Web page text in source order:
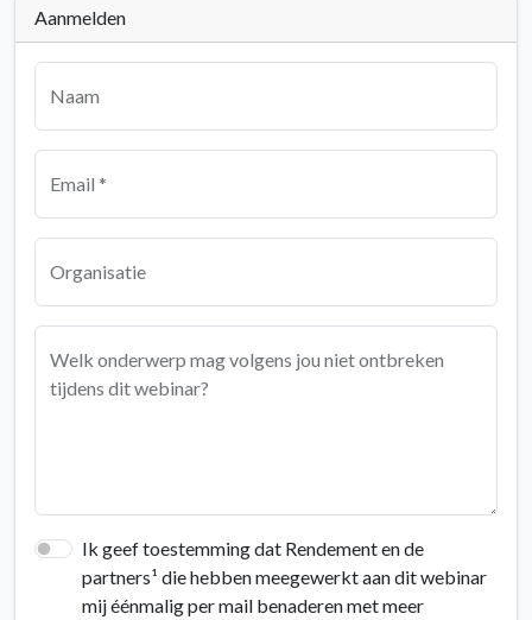
Aanmelden
Naam
Email *
Organisatie
Welk onderwerp mag volgens jou niet ontbreken
tijdens dit webinar?
Ik geef toestemming dat Rendement en de
partners¹ die hebben meegewerkt aan dit webinar
mij éénmalig per mail benaderen met meer